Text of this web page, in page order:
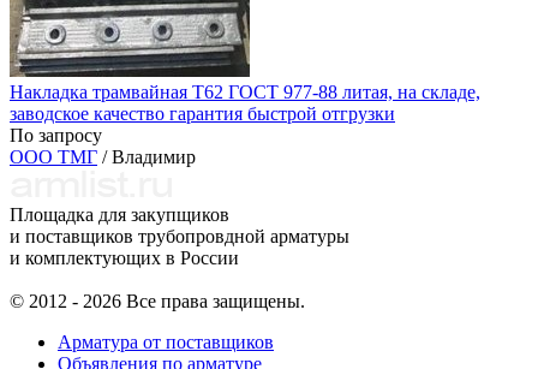
Накладка трамвайная Т62 ГОСТ 977-88 литая, на складе,
заводское качество гарантия быстрой отгрузки
По запросу
ООО ТМГ / Владимир
Площадка для закупщиков
и поставщиков трубопровдной арматуры
и комплектующих в России
© 2012 - 2026 Все права защищены.
Арматура от поставщиков
Объявления по арматуре